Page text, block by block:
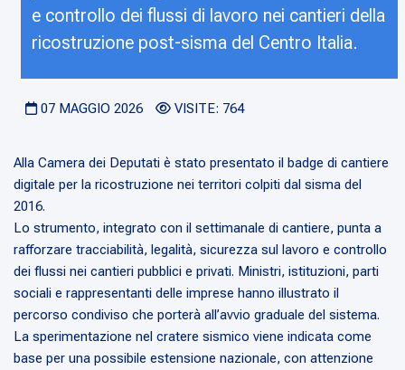
e controllo dei flussi di lavoro nei cantieri della
ricostruzione post-sisma del Centro Italia.
07 MAGGIO 2026 VISITE: 764
Alla Camera dei Deputati è stato presentato il badge di cantiere
digitale per la ricostruzione nei territori colpiti dal sisma del
2016.
Lo strumento, integrato con il settimanale di cantiere, punta a
rafforzare tracciabilità, legalità, sicurezza sul lavoro e controllo
dei flussi nei cantieri pubblici e privati. Ministri, istituzioni, parti
sociali e rappresentanti delle imprese hanno illustrato il
percorso condiviso che porterà all’avvio graduale del sistema.
La sperimentazione nel cratere sismico viene indicata come
base per una possibile estensione nazionale, con attenzione